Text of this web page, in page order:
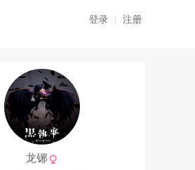
登录 注册
龙铘